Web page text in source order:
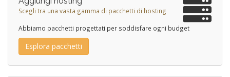
Scegli tra una vasta gamma di pacchetti di hosting
Abbiamo pacchetti progettati per soddisfare ogni budget
Esplora pacchetti